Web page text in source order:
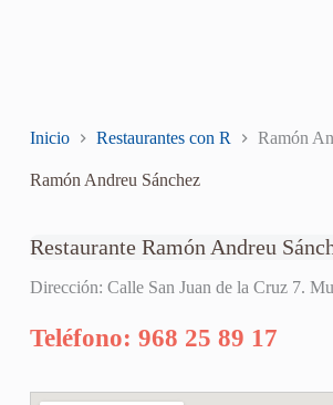
Inicio Restaurantes con R Ramón
Ramón Andreu Sánchez
Restaurante Ramón Andreu
Dirección: Calle San Juan de la Cruz 7.
Teléfono: 968 25 89 17